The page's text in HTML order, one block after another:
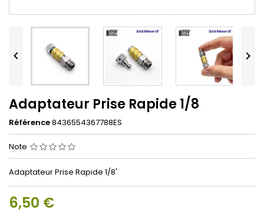
 
Adaptateur Prise Rapide 1/8
Référence8436554367788ES
Note
Adaptateur Prise Rapide 1/8'
6,50 €